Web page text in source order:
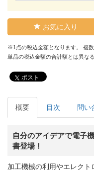
お気に入り
※1点の税込金額となります。 複
単品の税込金額の合計額とは異な
ポスト
概要 目次 問い
自分のアイデアで電子
書登場！
加工機械の利用やエレク